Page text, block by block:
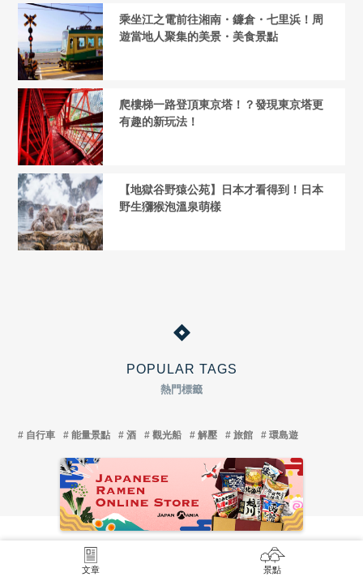
POPULAR TAGS
熱門標籤
自行車 能量景點 酒 觀光船 解壓 旅館 環島遊
乘坐江之電前往湘南・鐮倉・七里浜！周
遊當地人聚集的美景・美食景點
爬樓梯一路登頂東京塔！？發現東京塔更
有趣的新玩法！
【地獄谷野猿公苑】日本才看得到！日本
野生獼猴泡溫泉萌樣
文章 景點